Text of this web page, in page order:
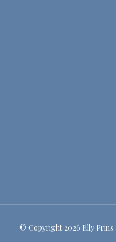
© Copyright 2026 Elly